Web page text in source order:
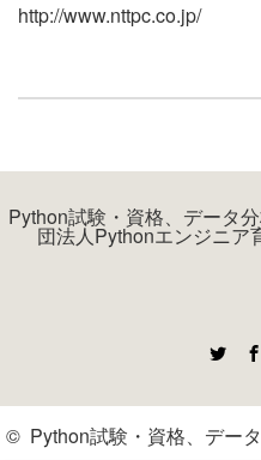
http://www.nttpc.co.jp/
Python試験・資格、データ
団法人Pythonエンジニア
RSS
© Python試験・資格、デー